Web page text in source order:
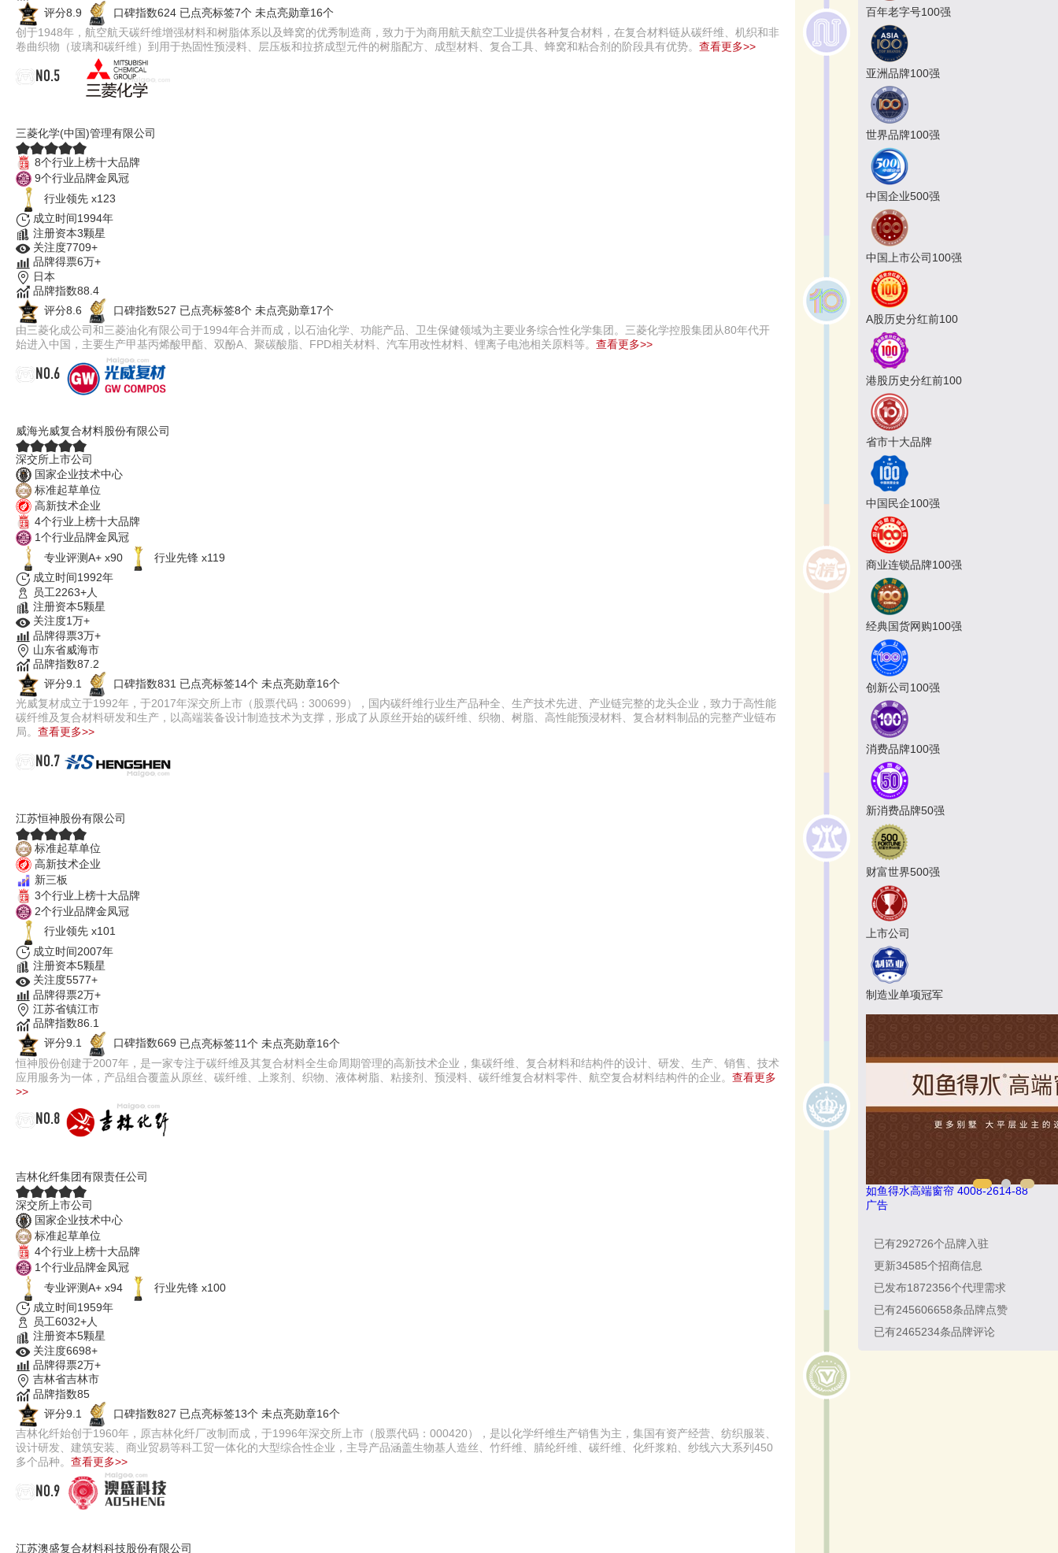
评分8.9
口碑指数624 已点亮标签7个 未点亮勋章16个
创于1948年，航空航天碳纤维增强材料和树脂体系以及蜂窝的优秀制造商，致力于为商用航天航空工业提供各种复合材料，在复合材料链从碳纤维、机织和非
卷曲织物（玻璃和碳纤维）到用于热固性预浸料、层压板和拉挤成型元件的树脂配方、成型材料、复合工具、蜂窝和粘合剂的阶段具有优势。 查看更多>>
NO.5
三菱化学(中国)管理有限公司
8个行业上榜十大品牌
9个行业品牌金凤冠
行业领先 x123
成立时间1994年
注册资本3颗星
关注度7709+
品牌得票6万+
日本
品牌指数88.4
评分8.6
口碑指数527 已点亮标签8个 未点亮勋章17个
由三菱化成公司和三菱油化有限公司于1994年合并而成，以石油化学、功能产品、卫生保健领域为主要业务综合性化学集团。三菱化学控股集团从80年代开
始进入中国，主要生产甲基丙烯酸甲酯、双酚A、聚碳酸脂、FPD相关材料、汽车用改性材料、锂离子电池相关原料等。 查看更多>>
NO.6
威海光威复合材料股份有限公司
深交所上市公司
国家企业技术中心
标准起草单位
高新技术企业
4个行业上榜十大品牌
1个行业品牌金凤冠
专业评测A+ x90
行业先锋 x119
成立时间1992年
员工2263+人
注册资本5颗星
关注度1万+
品牌得票3万+
山东省威海市
品牌指数87.2
评分9.1
口碑指数831 已点亮标签14个 未点亮勋章16个
光威复材成立于1992年，于2017年深交所上市（股票代码：300699），国内碳纤维行业生产品种全、生产技术先进、产业链完整的龙头企业，致力于高性能
碳纤维及复合材料研发和生产，以高端装备设计制造技术为支撑，形成了从原丝开始的碳纤维、织物、树脂、高性能预浸材料、复合材料制品的完整产业链布
局。 查看更多>>
NO.7
江苏恒神股份有限公司
标准起草单位
高新技术企业
新三板
3个行业上榜十大品牌
2个行业品牌金凤冠
行业领先 x101
成立时间2007年
注册资本5颗星
关注度5577+
品牌得票2万+
江苏省镇江市
品牌指数86.1
评分9.1
口碑指数669 已点亮标签11个 未点亮勋章16个
恒神股份创建于2007年，是一家专注于碳纤维及其复合材料全生命周期管理的高新技术企业，集碳纤维、复合材料和结构件的设计、研发、生产、销售、技术
应用服务为一体，产品组合覆盖从原丝、碳纤维、上浆剂、织物、液体树脂、粘接剂、预浸料、碳纤维复合材料零件、航空复合材料结构件的企业。 查看更多
>>
NO.8
吉林化纤集团有限责任公司
深交所上市公司
国家企业技术中心
标准起草单位
4个行业上榜十大品牌
1个行业品牌金凤冠
专业评测A+ x94
行业先锋 x100
成立时间1959年
员工6032+人
注册资本5颗星
关注度6698+
品牌得票2万+
吉林省吉林市
品牌指数85
评分9.1
口碑指数827 已点亮标签13个 未点亮勋章16个
吉林化纤始创于1960年，原吉林化纤厂改制而成，于1996年深交所上市（股票代码：000420），是以化学纤维生产销售为主，集国有资产经营、纺织服装、
设计研发、建筑安装、商业贸易等科工贸一体化的大型综合性企业，主导产品涵盖生物基人造丝、竹纤维、腈纶纤维、碳纤维、化纤浆粕、纱线六大系列450
多个品种。 查看更多>>
NO.9
江苏澳盛复合材料科技股份有限公司
百年老字号100强
亚洲品牌100强
世界品牌100强
中国企业500强
中国上市公司100强
A股历史分红前100
港股历史分红前100
省市十大品牌
中国民企100强
商业连锁品牌100强
经典国货网购100强
创新公司100强
消费品牌100强
新消费品牌50强
财富世界500强
上市公司
制造业单项冠军
如鱼得水高端窗帘 4008-2614-88
广告
已有292726个品牌入驻
更新34585个招商信息
已发布1872356个代理需求
已有245606658条品牌点赞
已有2465234条品牌评论